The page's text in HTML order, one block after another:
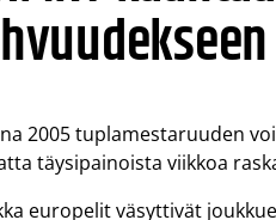
2005 tuplamestaruuden
täysipainoista viikkoa
europelit väsyttivät